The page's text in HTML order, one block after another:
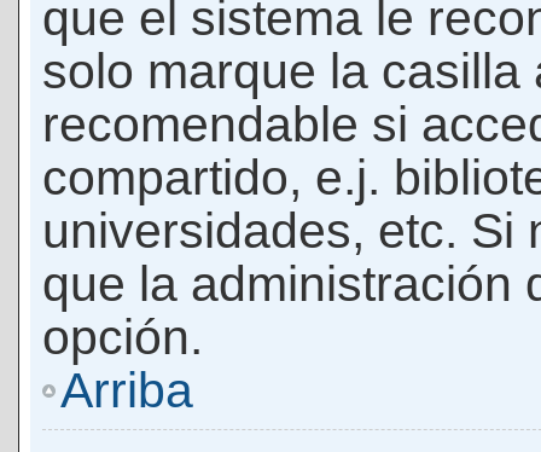
que el sistema le
solo marque la casilla
recomendable si
compartido, e.j.
universidades, etc. Si
que la administración
opción.
Arriba